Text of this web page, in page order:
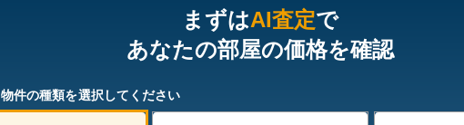
まずはAI査定で
あなたの部屋の価格を確認
物件の種類を選択してください